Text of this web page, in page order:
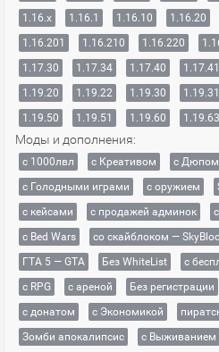
1.16.x
1.16.1 1.16.10 1.16.20
1.16.201
1.16.210 1.16.220
1.17.30
1.17.34 1.17.40 1.17.41
1.19.20
1.19.22 1.19.30 1.19.31
1.19.50
1.19.51 1.19.60 1.19.63
Моды и дополнения:
с 1000лвл c Креативом с Дюпом
с Голодными играми
с оружием
с кейсами
с продажей админок
с Bed Wars
со скайблоком —
ГТА 5 — GTA
Без WhiteList с
с RPG
с ареной Без регистрации
с донатом
с Экономикой
Зомби апокалипсис
с Выживанием